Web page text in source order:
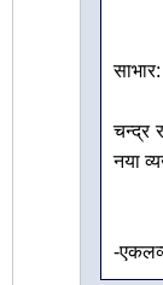
चन्द्र
नया
-